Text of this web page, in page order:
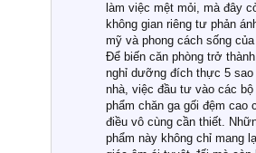
làm việc mệt mỏi, mà đây
không gian riêng tư phản
mỹ và phong cách sống
Để biến căn phòng trở
nghỉ dưỡng đích thực 5 sao
nhà, việc đầu tư vào các bộ
phẩm chăn ga gối đệm cao
điều vô cùng cần thiết.
phẩm này không chỉ mang